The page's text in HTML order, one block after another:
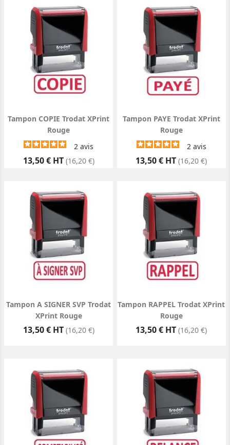
Tampon COPIE Trodat XPrint
Rouge
2avis
Prix
13,50 € HT (16,20 €)
Tampon PAYE Trodat XPrint
Rouge
2 avis
Prix
13,50 € HT (16,20 €)
Tampon A SIGNER SVP Trodat
XPrint Rouge
Prix
13,50 € HT (16,20 €)
Tampon RAPPEL Trodat XPrint
Rouge
Prix
13,50 € HT (16,20 €)